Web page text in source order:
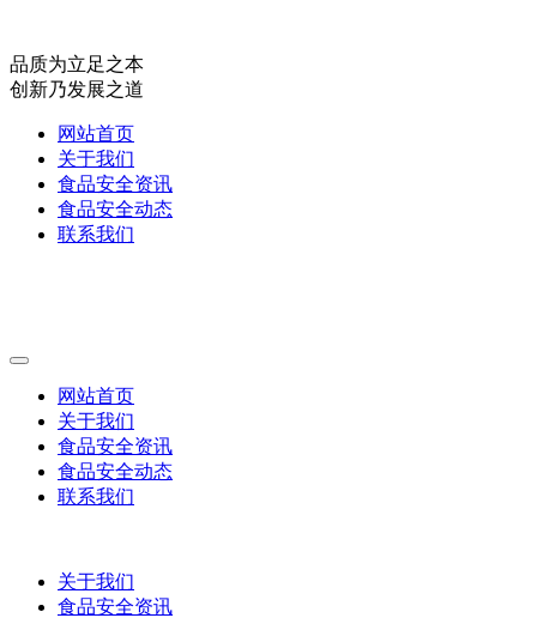
品质为立足之本
创新乃发展之道
网站首页
关于我们
食品安全资讯
食品安全动态
联系我们
网站首页
关于我们
食品安全资讯
食品安全动态
联系我们
关于我们
食品安全资讯